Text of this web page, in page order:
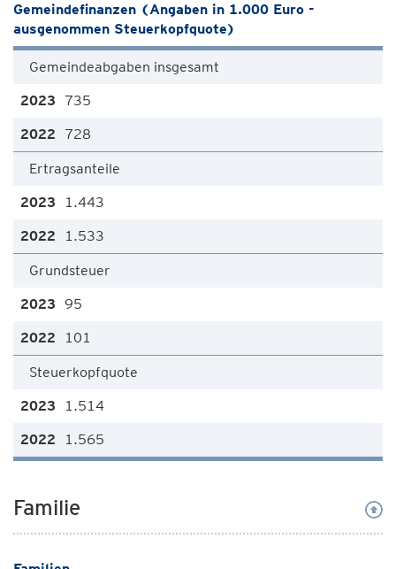
Gemeindefinanzen (Angaben in 1.000 Euro -
ausgenommen Steuerkopfquote)
Gemeindeabgaben insgesamt
735
728
Ertragsanteile
1.443
1.533
Grundsteuer
95
101
Steuerkopfquote
1.514
1.565
Familie